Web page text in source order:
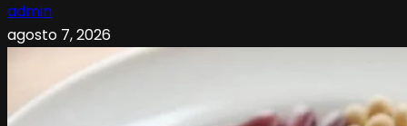
admin
agosto 7, 2026